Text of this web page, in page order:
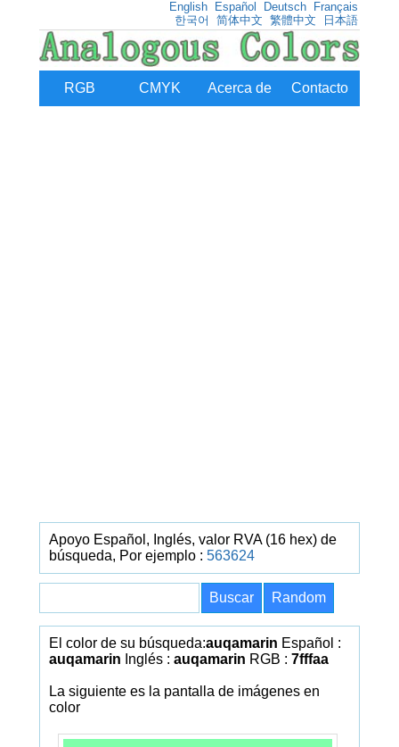
English Español Deutsch
Français
한국어
简体中文 繁體中文 日本語
RGB CMYK Acerca de Contacto
Apoyo Español, Inglés, valor RVA (16 hex) de
búsqueda, Por ejemplo : 563624
El color de su búsqueda:auqamarin Español :
auqamarin Inglés : auqamarin RGB : 7fffaa
La siguiente es la pantalla de imágenes en
color